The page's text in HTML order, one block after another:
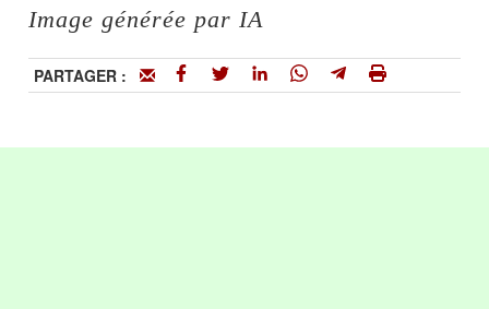
Image générée par IA
PARTAGER :